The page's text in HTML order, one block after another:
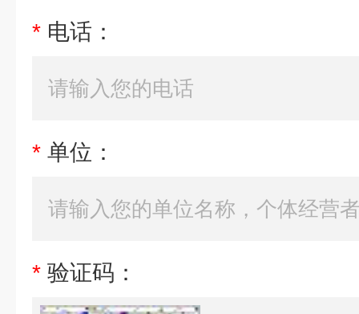
* 电话：
* 单位：
* 验证码：